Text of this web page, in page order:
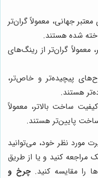
جهانی، معمولاً گران‌تر
شده هستند.
معمولاً گران‌تر از رینگ‌های
پیچیده‌تر و خاص‌تر،
هستند.
ساخت بالاتر، معمولاً
پایین‌تر هستند.
مورد نظر خود، می‌توانید
مراجعه کنید و یا از طریق
را مقایسه کنید.چرخ و